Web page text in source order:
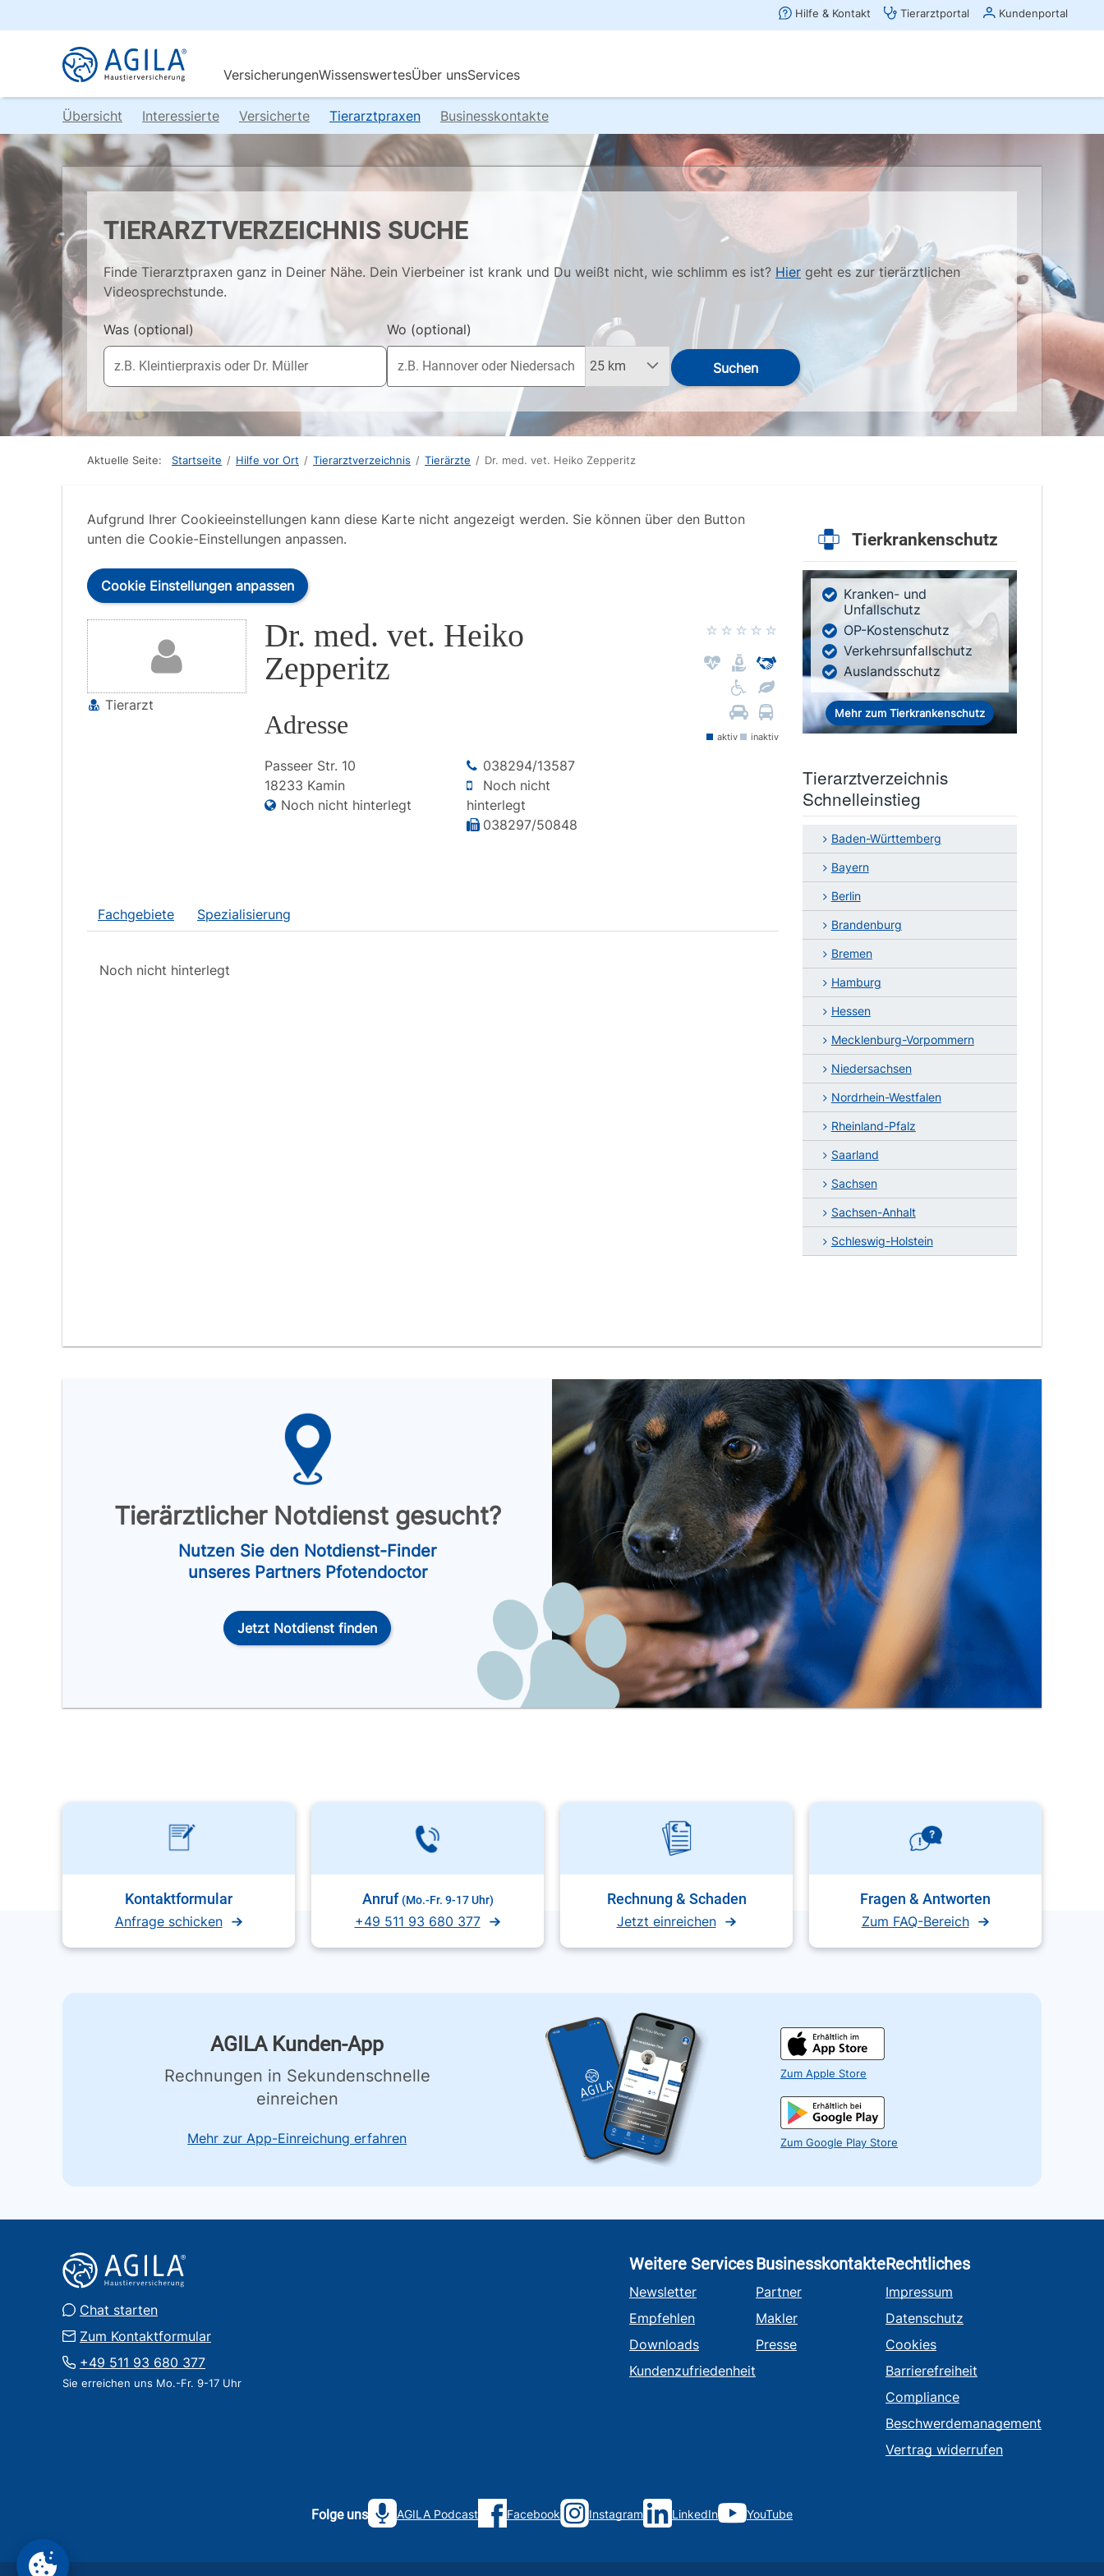
Übersicht Interessierte Versicherte Tierarztpraxen Businesskontakte
TIERARZTVERZEICHNIS SUCHE
Finde Tierarztpraxen ganz in Deiner Nähe. Dein Vierbeiner ist krank und Du weißt nicht, wie schlimm es ist? Hier geht es zur tierärztlichen
Videosprechstunde.
Was (optional) Wo (optional)
Suchen
Aktuelle Seite: Startseite / Hilfe vor Ort / Tierarztverzeichnis / Tierärzte / Dr. med. vet. Heiko Zepperitz
Aufgrund Ihrer Cookieeinstellungen kann diese Karte nicht angezeigt werden. Sie können über den Button
unten die Cookie-Einstellungen anpassen.
Cookie Einstellungen anpassen
Tierarzt
Dr. med. vet. Heiko
Zepperitz
Adresse
Passeer Str. 10
18233 Kamin
Noch nicht hinterlegt
038294/13587
Noch nicht
hinterlegt
038297/50848
aktiv inaktiv
Fachgebiete Spezialisierung
Noch nicht hinterlegt
Tierkrankenschutz
Kranken- und
Unfallschutz
OP-Kostenschutz
Verkehrsunfallschutz
Auslandsschutz
Mehr zum Tierkrankenschutz
Tierarztverzeichnis
Schnelleinstieg
Baden-Württemberg
Bayern
Berlin
Brandenburg
Bremen
Hamburg
Hessen
Mecklenburg-Vorpommern
Niedersachsen
Nordrhein-Westfalen
Rheinland-Pfalz
Saarland
Sachsen
Sachsen-Anhalt
Schleswig-Holstein
Tierärztlicher Notdienst gesucht?
Nutzen Sie den Notdienst-Finder
unseres Partners Pfotendoctor
Jetzt Notdienst finden
Kontaktformular
Anfrage schicken
Anruf (Mo.-Fr. 9-17 Uhr)
+49 511 93 680 377
Rechnung & Schaden
Jetzt einreichen
Fragen & Antworten
Zum FAQ-Bereich
AGILA Kunden-App
Rechnungen in Sekundenschnelle
einreichen
Mehr zur App-Einreichung erfahren
Zum Apple Store
Zum Google Play Store